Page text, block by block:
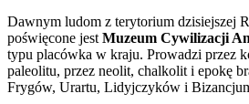
Dawnym ludom z terytorium dzisiejszej
poświęcone jest Muzeum Cywilizacji
typu placówka w kraju. Prowadzi przez
paleolitu, przez neolit, chalkolit i epokę
Frygów, Urartu, Lidyjczyków i